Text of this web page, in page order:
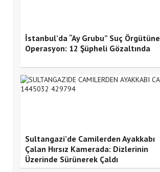
İstanbul’da “Ay Grubu” Suç Örgütüne
Operasyon: 12 Şüpheli Gözaltında
Sultangazi’de Camilerden Ayakkabı
Çalan Hırsız Kamerada: Dizlerinin
Üzerinde Sürünerek Çaldı